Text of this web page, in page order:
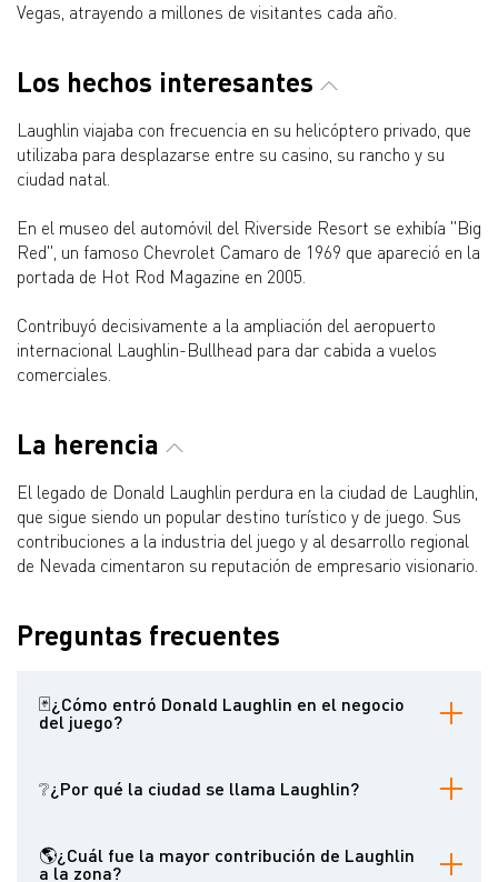
Vegas, atrayendo a millones de visitantes cada año.
Los hechos interesantes
Laughlin viajaba con frecuencia en su helicóptero privado, que
utilizaba para desplazarse entre su casino, su rancho y su
ciudad natal.
En el museo del automóvil del Riverside Resort se exhibía "Big
Red", un famoso Chevrolet Camaro de 1969 que apareció en la
portada de Hot Rod Magazine en 2005.
Contribuyó decisivamente a la ampliación del aeropuerto
internacional Laughlin-Bullhead para dar cabida a vuelos
comerciales.
La herencia
El legado de Donald Laughlin perdura en la ciudad de Laughlin,
que sigue siendo un popular destino turístico y de juego. Sus
contribuciones a la industria del juego y al desarrollo regional
de Nevada cimentaron su reputación de empresario visionario.
Preguntas frecuentes
🃏¿Cómo entró Donald Laughlin en el negocio
del juego?
adolescente, colocándolas en pabellones de caza. Más tarde se
trasladó a Las Vegas y compró su primer casino, el 101 Club,
❔¿Por qué la ciudad se llama Laughlin?
correos llevara el nombre de Laughlin debido a su herencia
irlandesa común.
🌎¿Cuál fue la mayor contribución de Laughlin
a la zona?